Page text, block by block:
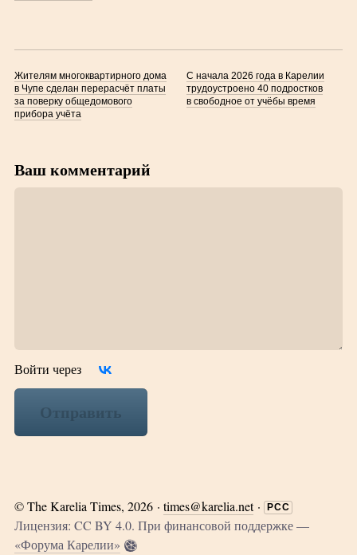
Жителям многоквартирного дома
в Чупе сделан перерасчёт платы
за поверку общедомового
прибора учёта
С начала 2026 года в Карелии
трудоустроено 40 подростков
в свободное от учёбы время
Ваш комментарий
Войти через
Отправить
©The Karelia Times, 2026 · times@karelia.net· РСС
Лицензия: CC BY 4.0. При финансовой поддержке —
«Форума Карелии»